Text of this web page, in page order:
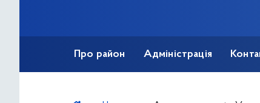
Про район Адміністрація